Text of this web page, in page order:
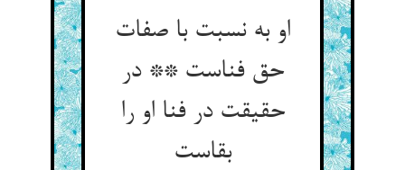
او به نسبت با صفات
حق فناست ** در
حقیقت در فنا او را
بقاست